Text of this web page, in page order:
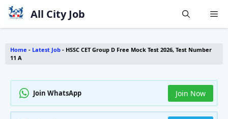
Skip
content
All City Job
Home - Latest Job - HSSC CET Group D Free Mock Test 2026, Test Number
11 A
Join WhatsApp Join Now